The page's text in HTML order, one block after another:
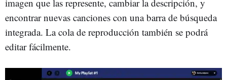
imagen que las represente, cambiar la descripción, y
encontrar nuevas canciones con una barra de búsqueda
integrada. La cola de reproducción también se podrá
editar fácilmente.